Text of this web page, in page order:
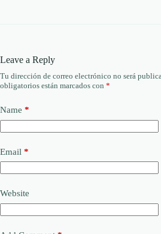
Leave a Reply
Tu dirección de correo electrónico no será
obligatorios están marcados con *
Name *
Email *
Website